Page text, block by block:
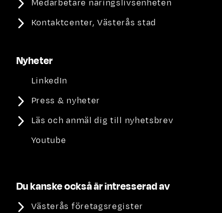
Medarbetare näringslivsenheten
Kontaktcenter, Västerås stad
Nyheter
LinkedIn
Press & nyheter
Läs och anmäl dig till nyhetsbrev
Youtube
Du kanske också är intresserad av
Västerås företagsregister